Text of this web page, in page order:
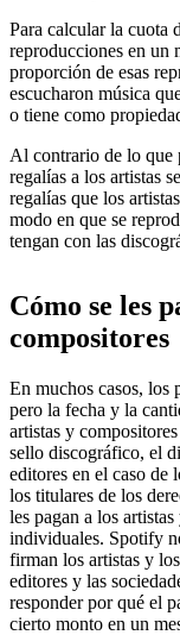
Para calcular la cuota
reproducciones en un
proporción de esas
escucharon música
o tiene como
Al contrario de lo que
regalías a los artistas
regalías que los
modo en que se
tengan con las
Cómo se les
compositores
En muchos casos, los
pero la fecha y la
artistas y
sello discográfico, el
editores en el caso de
los titulares de los
les pagan a los
individuales. Spotify
firman los artistas y
editores y las
responder por qué el
cierto monto en un